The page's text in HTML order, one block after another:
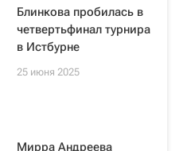
Блинкова пробилась в
четвертьфинал турнира
в Истбурне
25 июня 2025
Мирра Андреева